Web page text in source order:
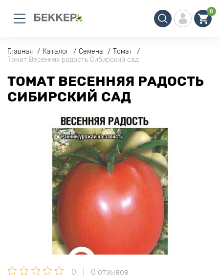
0
Главная Каталог Семена
Томат
Томат Весенняя радость Сибирский сад
ТОМАТ ВЕСЕННЯЯ РАДОСТЬ
СИБИРСКИЙ САД
0 0 отзывов